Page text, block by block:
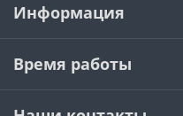
Информация
Время работы